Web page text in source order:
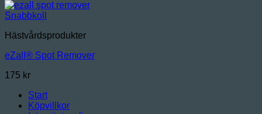
Snabbkoll
Hästvårdsprodukter
eZall® Spot Remover
175 kr
Start
Köpvillkor